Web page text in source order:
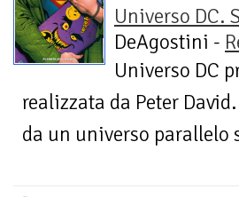
Universo DC.
DeAgostini -
Universo DC
realizzata da Peter
da un universo parallelo